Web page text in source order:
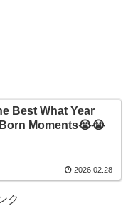
Best What Year
Moments😭😭
2026.02.28
ク